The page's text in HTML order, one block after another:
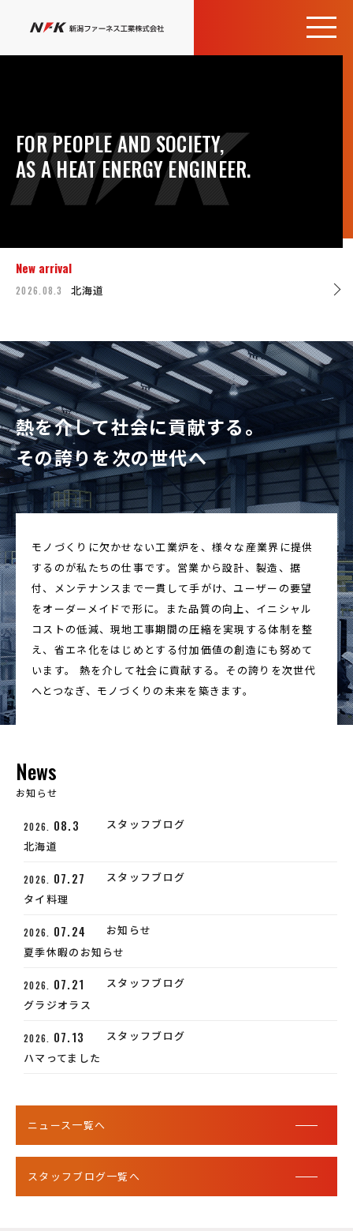
FOR PEOPLE AND SOCIETY,
AS A HEAT ENERGY ENGINEER.
New arrival
2026.08.3 北海道
熱を介して社会に貢献する。
その誇りを次の世代へ
モノづくりに欠かせない工業炉を、様々な産業界に提供
するのが私たちの仕事です。営業から設計、製造、据
付、メンテナンスまで一貫して手がけ、ユーザーの要望
をオーダーメイドで形に。また品質の向上、イニシャル
コストの低減、現地工事期間の圧縮を実現する体制を整
え、省エネ化をはじめとする付加価値の創造にも努めて
います。 熱を介して社会に貢献する。その誇りを次世代
へとつなぎ、モノづくりの未来を築きます。
News
お知らせ
2026. 08.3
スタッフブログ
北海道
2026. 07.27
スタッフブログ
タイ料理
2026. 07.24
お知らせ
夏季休暇のお知らせ
2026. 07.21
スタッフブログ
グラジオラス
2026. 07.13
スタッフブログ
ハマってました
ニュース一覧へ
スタッフブログ一覧へ